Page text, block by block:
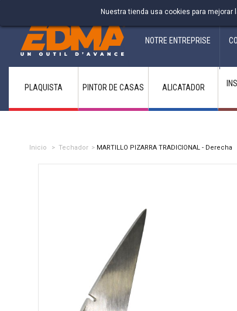
Fabricant francais depuis 1937
NOTRE ENTREPRISE
Nuestra tienda usa cookies para
PLAQUISTA PINTOR DE CASAS ALICATADOR
Inicio > Techador > MARTILLO PIZARRA TRADICIONAL - Derecha